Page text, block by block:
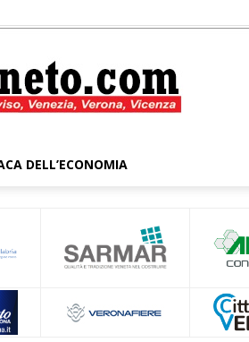
DELL’ECONOMIA